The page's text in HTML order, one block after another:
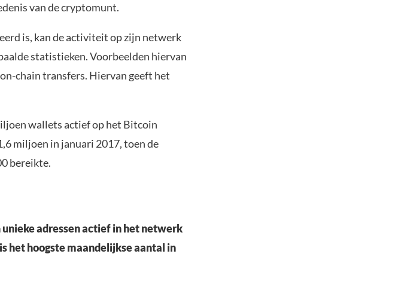
van de cryptomunt.
is, kan de activiteit op zijn netwerk
statistieken. Voorbeelden hiervan
chain transfers. Hiervan geeft het
wallets actief op het Bitcoin
miljoen in januari 2017, toen de
bereikte.
adressen actief in het netwerk
het hoogste maandelijkse aantal in